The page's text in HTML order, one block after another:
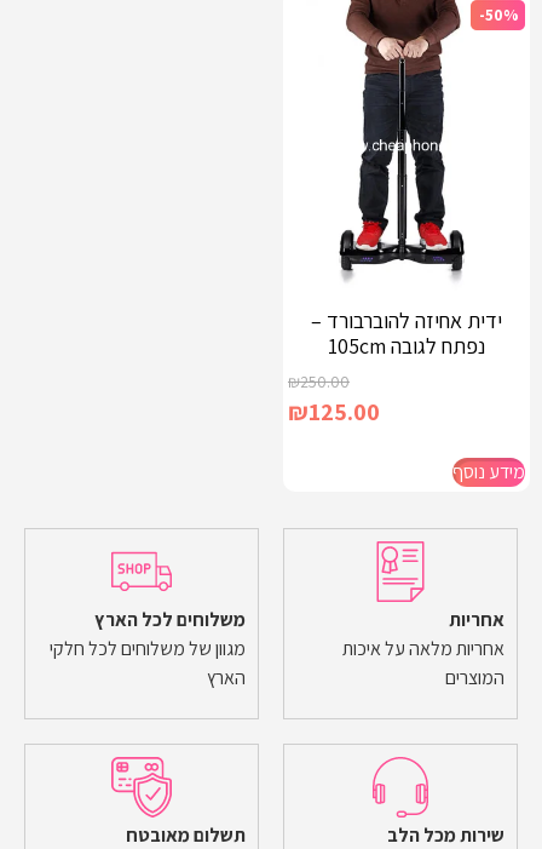
-50%
ידית אחיזה להוברבורד –
נפתח לגובה 105cm
₪250.00
₪125.00
מידע נוסף
אחריות
אחריות מלאה על איכות
המוצרים
משלוחים לכל הארץ
מגוון של משלוחים לכל חלקי
הארץ
שירות מכל הלב
תשלום מאובטח